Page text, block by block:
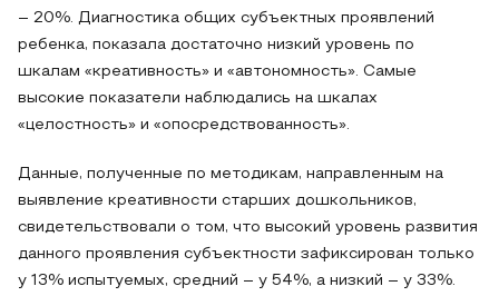
– 20%. Диагностика общих субъектных проявлений
ребенка, показала достаточно низкий уровень по
шкалам «креативность» и «автономность». Самые
высокие показатели наблюдались на шкалах
«целостность» и «опосредствованность».
Данные, полученные по методикам, направленным на
выявление креативности старших дошкольников,
свидетельствовали о том, что высокий уровень развития
данного проявления субъектности зафиксирован только
у 13% испытуемых, средний – у 54%, а низкий – у 33%.